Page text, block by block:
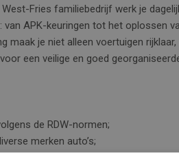
Fries familiebedrijf werk je
van APK-keuringen tot het oplossen
maak je niet alleen voertuigen
een veilige en goed
de RDW-normen;
merken auto’s;